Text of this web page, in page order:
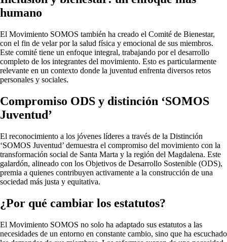
humano
El Movimiento SOMOS también ha creado el Comité de Bienestar,
con el fin de velar por la salud física y emocional de sus miembros.
Este comité tiene un enfoque integral, trabajando por el desarrollo
completo de los integrantes del movimiento. Esto es particularmente
relevante en un contexto donde la juventud enfrenta diversos retos
personales y sociales.
Compromiso ODS y distinción ‘SOMOS
Juventud’
El reconocimiento a los jóvenes líderes a través de la Distinción
‘SOMOS Juventud’ demuestra el compromiso del movimiento con la
transformación social de Santa Marta y la región del Magdalena. Este
galardón, alineado con los Objetivos de Desarrollo Sostenible (ODS),
premia a quienes contribuyen activamente a la construcción de una
sociedad más justa y equitativa.
¿Por qué cambiar los estatutos?
El Movimiento SOMOS no solo ha adaptado sus estatutos a las
necesidades de un entorno en constante cambio, sino que ha escuchado